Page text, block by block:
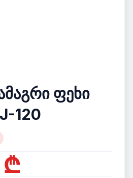
ფეხი
120